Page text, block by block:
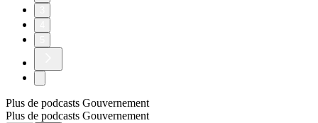
Plus de podcasts Gouvernement
Plus de podcasts Gouvernement